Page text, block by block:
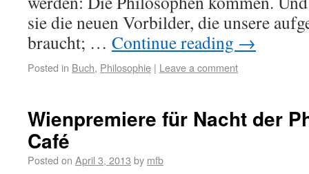
sie die neuen Vorbilder, die unsere
braucht; … Continue reading →
Posted in Buch, Philosophie | Leave a comment
Wienpremiere für Nacht der
Café
Posted on April 3, 2013 by mfb